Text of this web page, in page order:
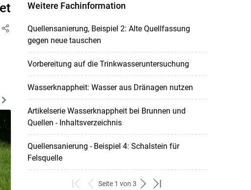
Next
Weitere Fachinformation
Quellensanierung, Beispiel 2: Alte Quellfassung
gegen neue tauschen
Vorbereitung auf die Trinkwasseruntersuchung
Wasserknappheit: Wasser aus Dränagen nutzen
Artikelserie Wasserknappheit bei Brunnen und
Quellen - Inhaltsverzeichnis
Quellensanierung - Beispiel 4: Schalstein für
Felsquelle
Seite 1 von 3